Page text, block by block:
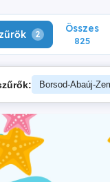
2 Összes
825
Borsod-Abaúj-